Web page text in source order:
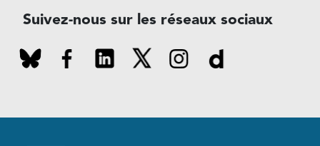
Suivez-nous sur les réseaux sociaux